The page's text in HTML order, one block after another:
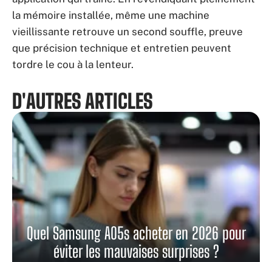
la mémoire installée, même une machine
vieillissante retrouve un second souffle, preuve
que précision technique et entretien peuvent
tordre le cou à la lenteur.
D'AUTRES ARTICLES
Quel Samsung A05s acheter en 2026 pour
éviter les mauvaises surprises ?